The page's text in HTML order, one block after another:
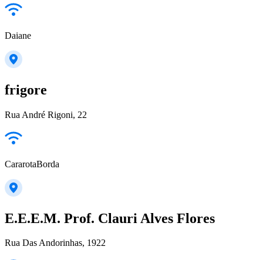
Daiane
frigore
Rua André Rigoni, 22
CararotaBorda
E.E.E.M. Prof. Clauri Alves Flores
Rua Das Andorinhas, 1922